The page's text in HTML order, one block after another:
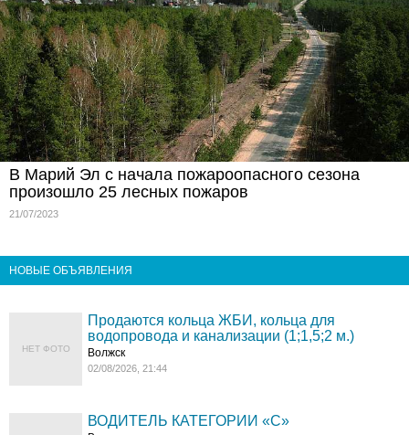
В Марий Эл с начала пожароопасного сезона
произошло 25 лесных пожаров
21/07/2023
НОВЫЕ ОБЪЯВЛЕНИЯ
НЕТ ФОТО
Продаются кольца ЖБИ, кольца для
водопровода и канализации (1;1,5;2 м.)
Волжск
02/08/2026, 21:44
ВОДИТЕЛЬ КАТЕГОРИИ «C»